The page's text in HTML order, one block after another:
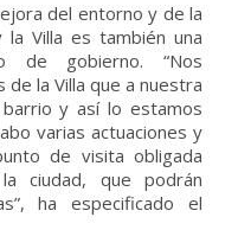
del entorno y de la
Villa es también una
de gobierno. “Nos
la Villa que a nuestra
y así lo estamos
varias actuaciones y
de visita obligada
ciudad, que podrán
ha especificado el